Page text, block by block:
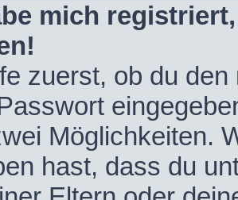
mich
zuerst, ob du
Möglichkeiten.
hast, dass du